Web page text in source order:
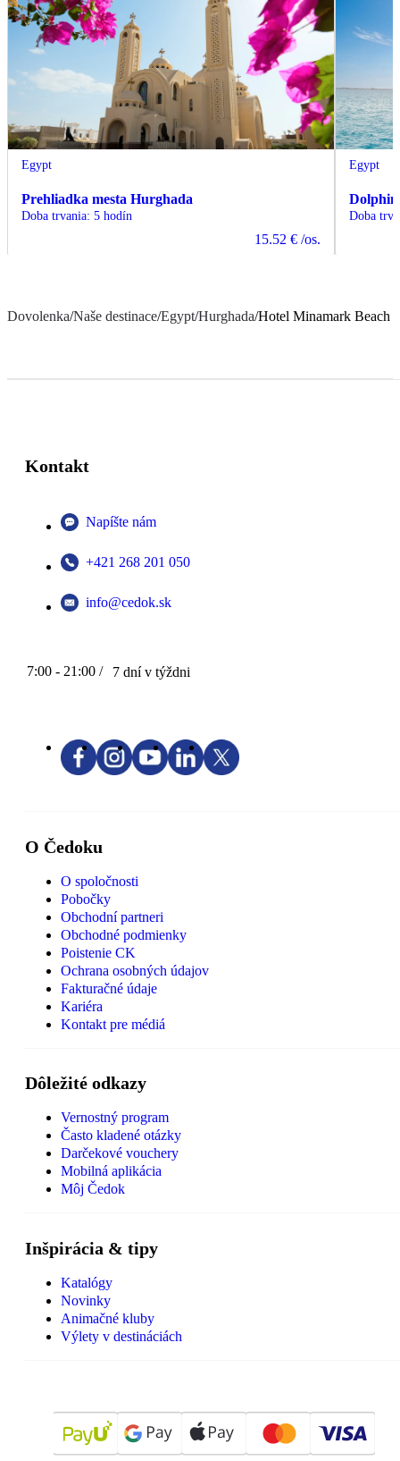
Egypt
Prehliadka mesta Hurghada
Doba trvania: 5 hodín
15.52 € /os.
Egypt
Dolphin
Doba
Dovolenka/Naše destinace/Egypt/Hurghada/Hotel Minamark Beach
Kontakt
Napíšte nám
+421 268 201 050
info@cedok.sk
7:00 - 21:00 / 7 dní v týždni
O Čedoku
O spoločnosti
Pobočky
Obchodní partneri
Obchodné podmienky
Poistenie CK
Ochrana osobných údajov
Fakturačné údaje
Kariéra
Kontakt pre médiá
Dôležité odkazy
Vernostný program
Často kladené otázky
Darčekové vouchery
Mobilná aplikácia
Môj Čedok
Inšpirácia & tipy
Katalógy
Novinky
Animačné kluby
Výlety v destináciách